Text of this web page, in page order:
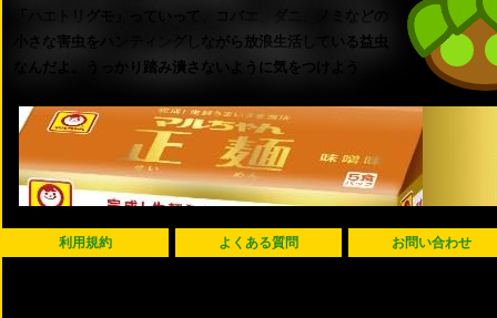
「ハエトリグモ」っていって、コバエ、ダニ、ノミなどの
小さな害虫をハンティングしながら放浪生活している益虫
なんだよ。うっかり踏み潰さないように気をつけよう
利用規約 よくある質問 お問い合わせ